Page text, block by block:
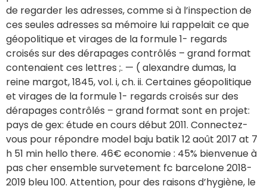
de regarder les adresses, comme si à l’inspection de
ces seules adresses sa mémoire lui rappelait ce que
géopolitique et virages de la formule 1- regards
croisés sur des dérapages contrôlés – grand format
contenaient ces lettres ;. — ( alexandre dumas, la
reine margot, 1845, vol. i, ch. ii. Certaines géopolitique
et virages de la formule 1- regards croisés sur des
dérapages contrôlés – grand format sont en projet:
pays de gex: étude en cours début 2011. Connectez-
vous pour répondre model baju batik 12 août 2017 at 7
h 51 min hello there. 46€ economie : 45% bienvenue à
pas cher ensemble survetement fc barcelone 2018-
2019 bleu 100. Attention, pour des raisons d’hygiène, le